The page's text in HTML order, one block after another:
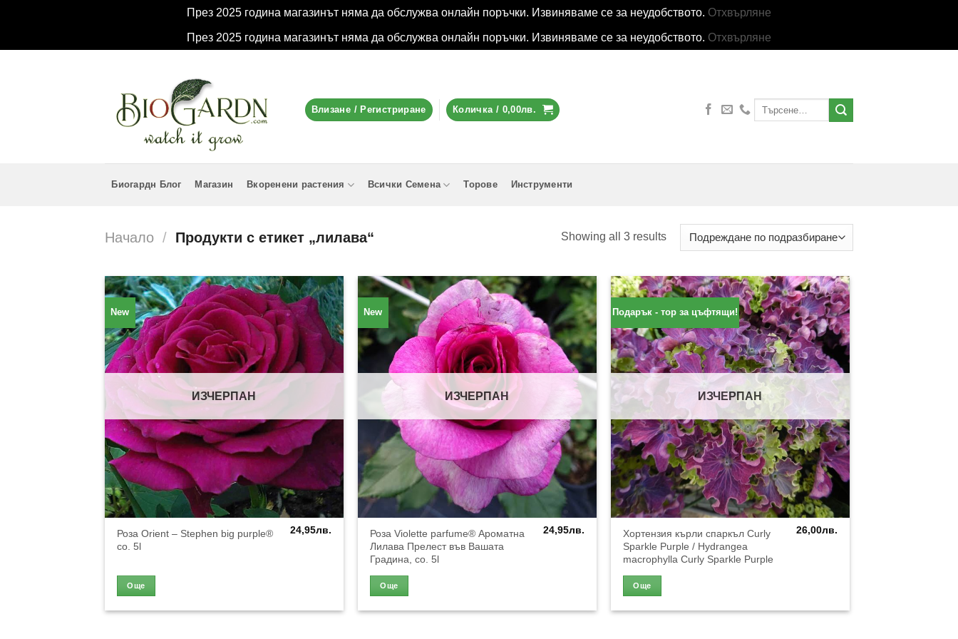
През 2025 година магазинът няма да обслужва онлайн поръчки. Извиняваме се за неудобството. Отхвърляне
През 2025 година магазинът няма да обслужва онлайн поръчки. Извиняваме се за неудобството. Отхвърляне
Влизане / Регистриране Количка / 0,00лв.
Биогардн Блог Магазин Вкоренени растения Всички Семена Торове Инструменти
Начало / Продукти с етикет „лилава“ Showing all 3 results
New
ИЗЧЕРПАН
Роза Orient – Stephen big purple®
co. 5l
24,95лв.
Още
New
ИЗЧЕРПАН
Роза Violette parfume® Ароматна
Лилава Прелест във Вашата
Градина, co. 5l
24,95лв.
Още
Подарък - тор за цъфтящи!
ИЗЧЕРПАН
Хортензия кърли спаркъл Curly
Sparkle Purple / Hydrangea
macrophylla Curly Sparkle Purple
26,00лв.
Още